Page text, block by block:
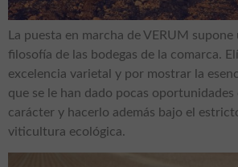
La puesta en marcha de VERUM
filosofía de las bodegas de la comarca.
excelencia varietal y por mostrar la
que se le han dado pocas oportunidades
carácter y hacerlo además bajo el
viticultura ecológica.